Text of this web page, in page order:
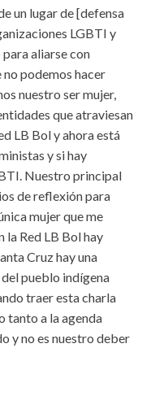
un lugar de [defensa
LGBTI y
aliarse con
podemos hacer
nuestro ser mujer,
que atraviesan
LB Bol y ahora está
y si hay
Nuestro principal
de reflexión para
mujer que me
la Red LB Bol hay
Cruz hay una
pueblo indígena
traer esta charla
tanto a la agenda
y no es nuestro deber